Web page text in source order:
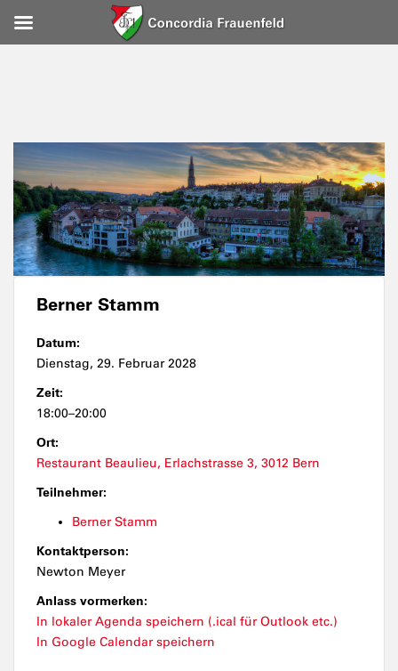
Berner Stamm
Datum:
Dienstag, 29. Februar 2028
Zeit:
18:00–20:00
Ort:
Restaurant Beaulieu, Erlachstrasse 3, 3012 Bern
Teilnehmer:
Berner Stamm
Kontaktperson:
Newton Meyer
Anlass vormerken:
In lokaler Agenda speichern (.ical für Outlook etc.)
In Google Calendar speichern